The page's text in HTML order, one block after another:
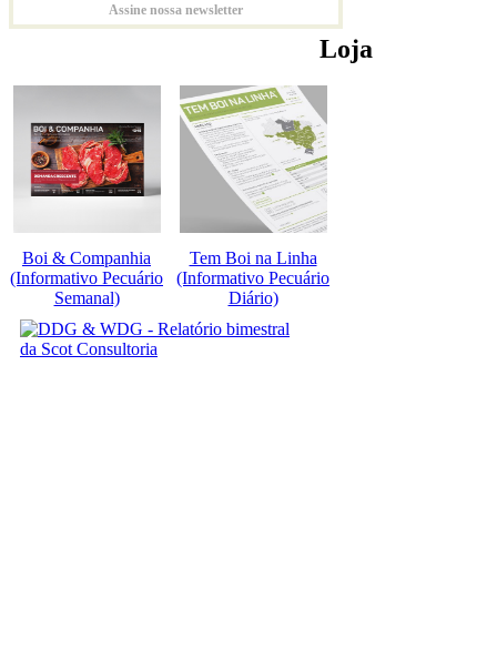
Assine nossa newsletter
Loja
Boi & Companhia
(Informativo Pecuário
Semanal)
Tem Boi na Linha
(Informativo Pecuário
Diário)